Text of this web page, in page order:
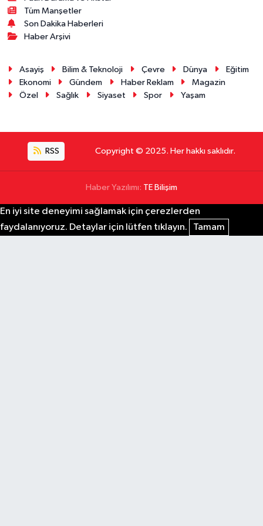
Tüm Manşetler
Son Dakika Haberleri
Haber Arşivi
Asayiş Bilim & Teknoloji Çevre Dünya
Eğitim
Ekonomi
Gündem Haber Reklam
Magazin
Özel
Sağlık Siyaset Spor Yaşam
RSS Copyright © 2025. Her hakkı saklıdır.
Haber Yazılımı: TE Bilişim
En iyi site deneyimi sağlamak için çerezlerden
faydalanıyoruz. Detaylar için lütfen tıklayın.
Tamam